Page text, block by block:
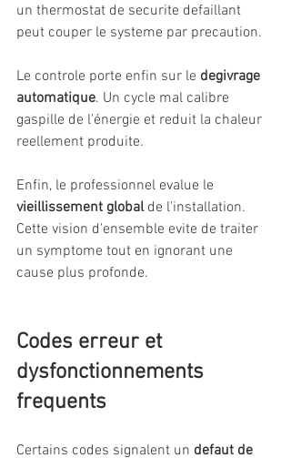
un thermostat de securite defaillant
peut couper le systeme par precaution.
Le controle porte enfin sur le degivrage
automatique. Un cycle mal calibre
gaspille de l'énergie et reduit la chaleur
reellement produite.
Enfin, le professionnel evalue le
vieillissement global de l'installation.
Cette vision d'ensemble evite de traiter
un symptome tout en ignorant une
cause plus profonde.
Codes erreur et
dysfonctionnements
frequents
Certains codes signalent un defaut de